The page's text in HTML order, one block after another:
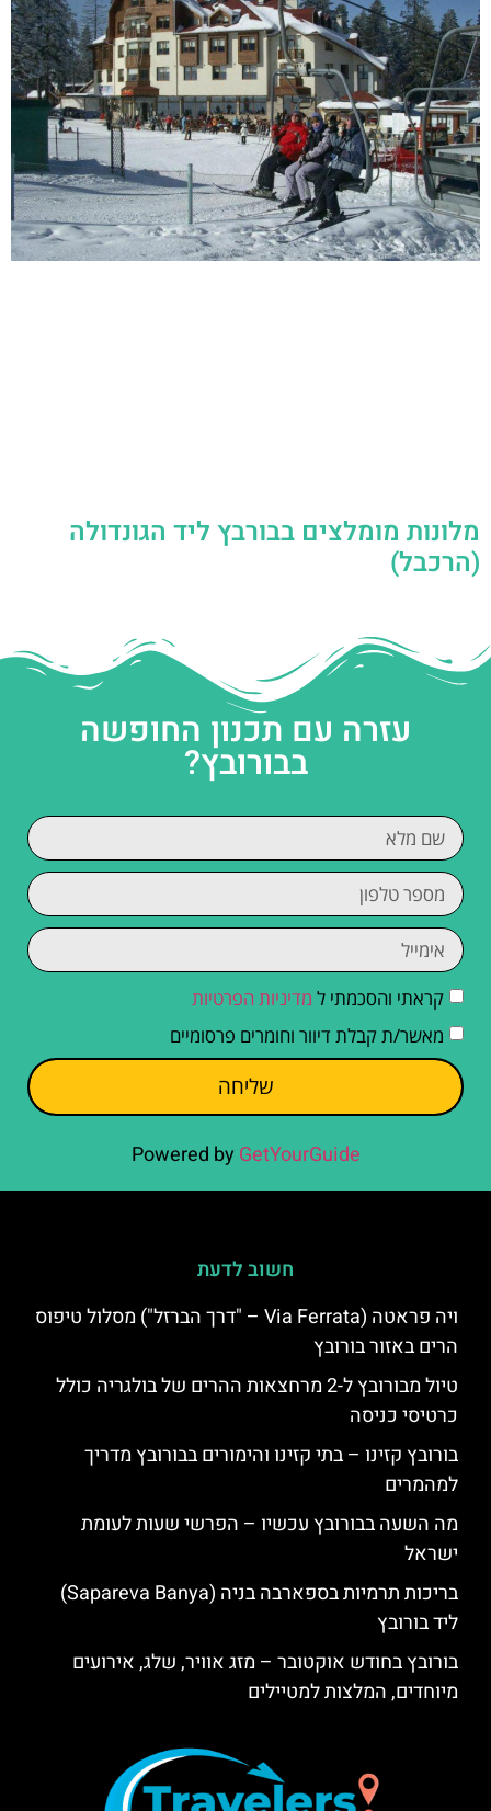
מלונות מומלצים בבורבץ ליד הגונדולה
(הרכבל)
עזרה עם תכנון החופשה
בבורובץ?
קראתי והסכמתי ל מדיניות הפרטיות
מאשר/ת קבלת דיוור וחומרים פרסומיים
שליחה
Powered by GetYourGuide
חשוב לדעת
ויה פראטה (Via Ferrata – "דרך הברזל") מסלול טיפוס
הרים באזור בורובץ
טיול מבורובץ ל-2 מרחצאות ההרים של בולגריה כולל
כרטיסי כניסה
בורובץ קזינו – בתי קזינו והימורים בבורובץ מדריך
למהמרים
מה השעה בבורובץ עכשיו – הפרשי שעות לעומת
ישראל
בריכות תרמיות בספארבה בניה (Sapareva Banya)
ליד בורובץ
בורובץ בחודש אוקטובר – מזג אוויר, שלג, אירועים
מיוחדים, המלצות למטיילים